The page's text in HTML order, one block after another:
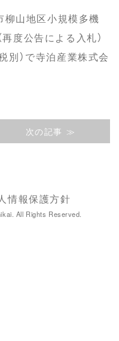
柳山地区小規模多機
度公告による入札）
別）で寺泊産業株式会
次の記事 ≫
情報保護方針
All Rights Reserved.